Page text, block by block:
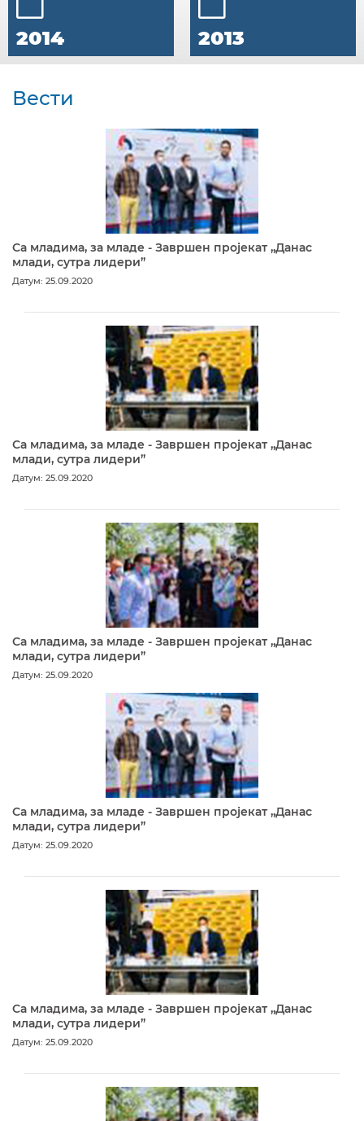
2014 2013
Вести
Са младима, за младе - Завршен пројекат „Данас
млади, сутра лидери”
Датум: 25.09.2020
Са младима, за младе - Завршен пројекат „Данас
млади, сутра лидери”
Датум: 25.09.2020
Са младима, за младе - Завршен пројекат „Данас
млади, сутра лидери”
Датум: 25.09.2020
Са младима, за младе - Завршен пројекат „Данас
млади, сутра лидери”
Датум: 25.09.2020
Са младима, за младе - Завршен пројекат „Данас
млади, сутра лидери”
Датум: 25.09.2020